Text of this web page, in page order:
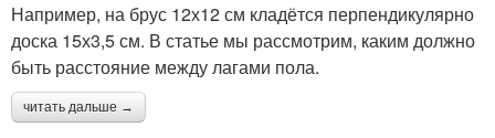
Например, на брус 12х12 см кладётся перпендикулярно
доска 15х3,5 см. В статье мы рассмотрим, каким должно
быть расстояние между лагами пола.
читать дальше →